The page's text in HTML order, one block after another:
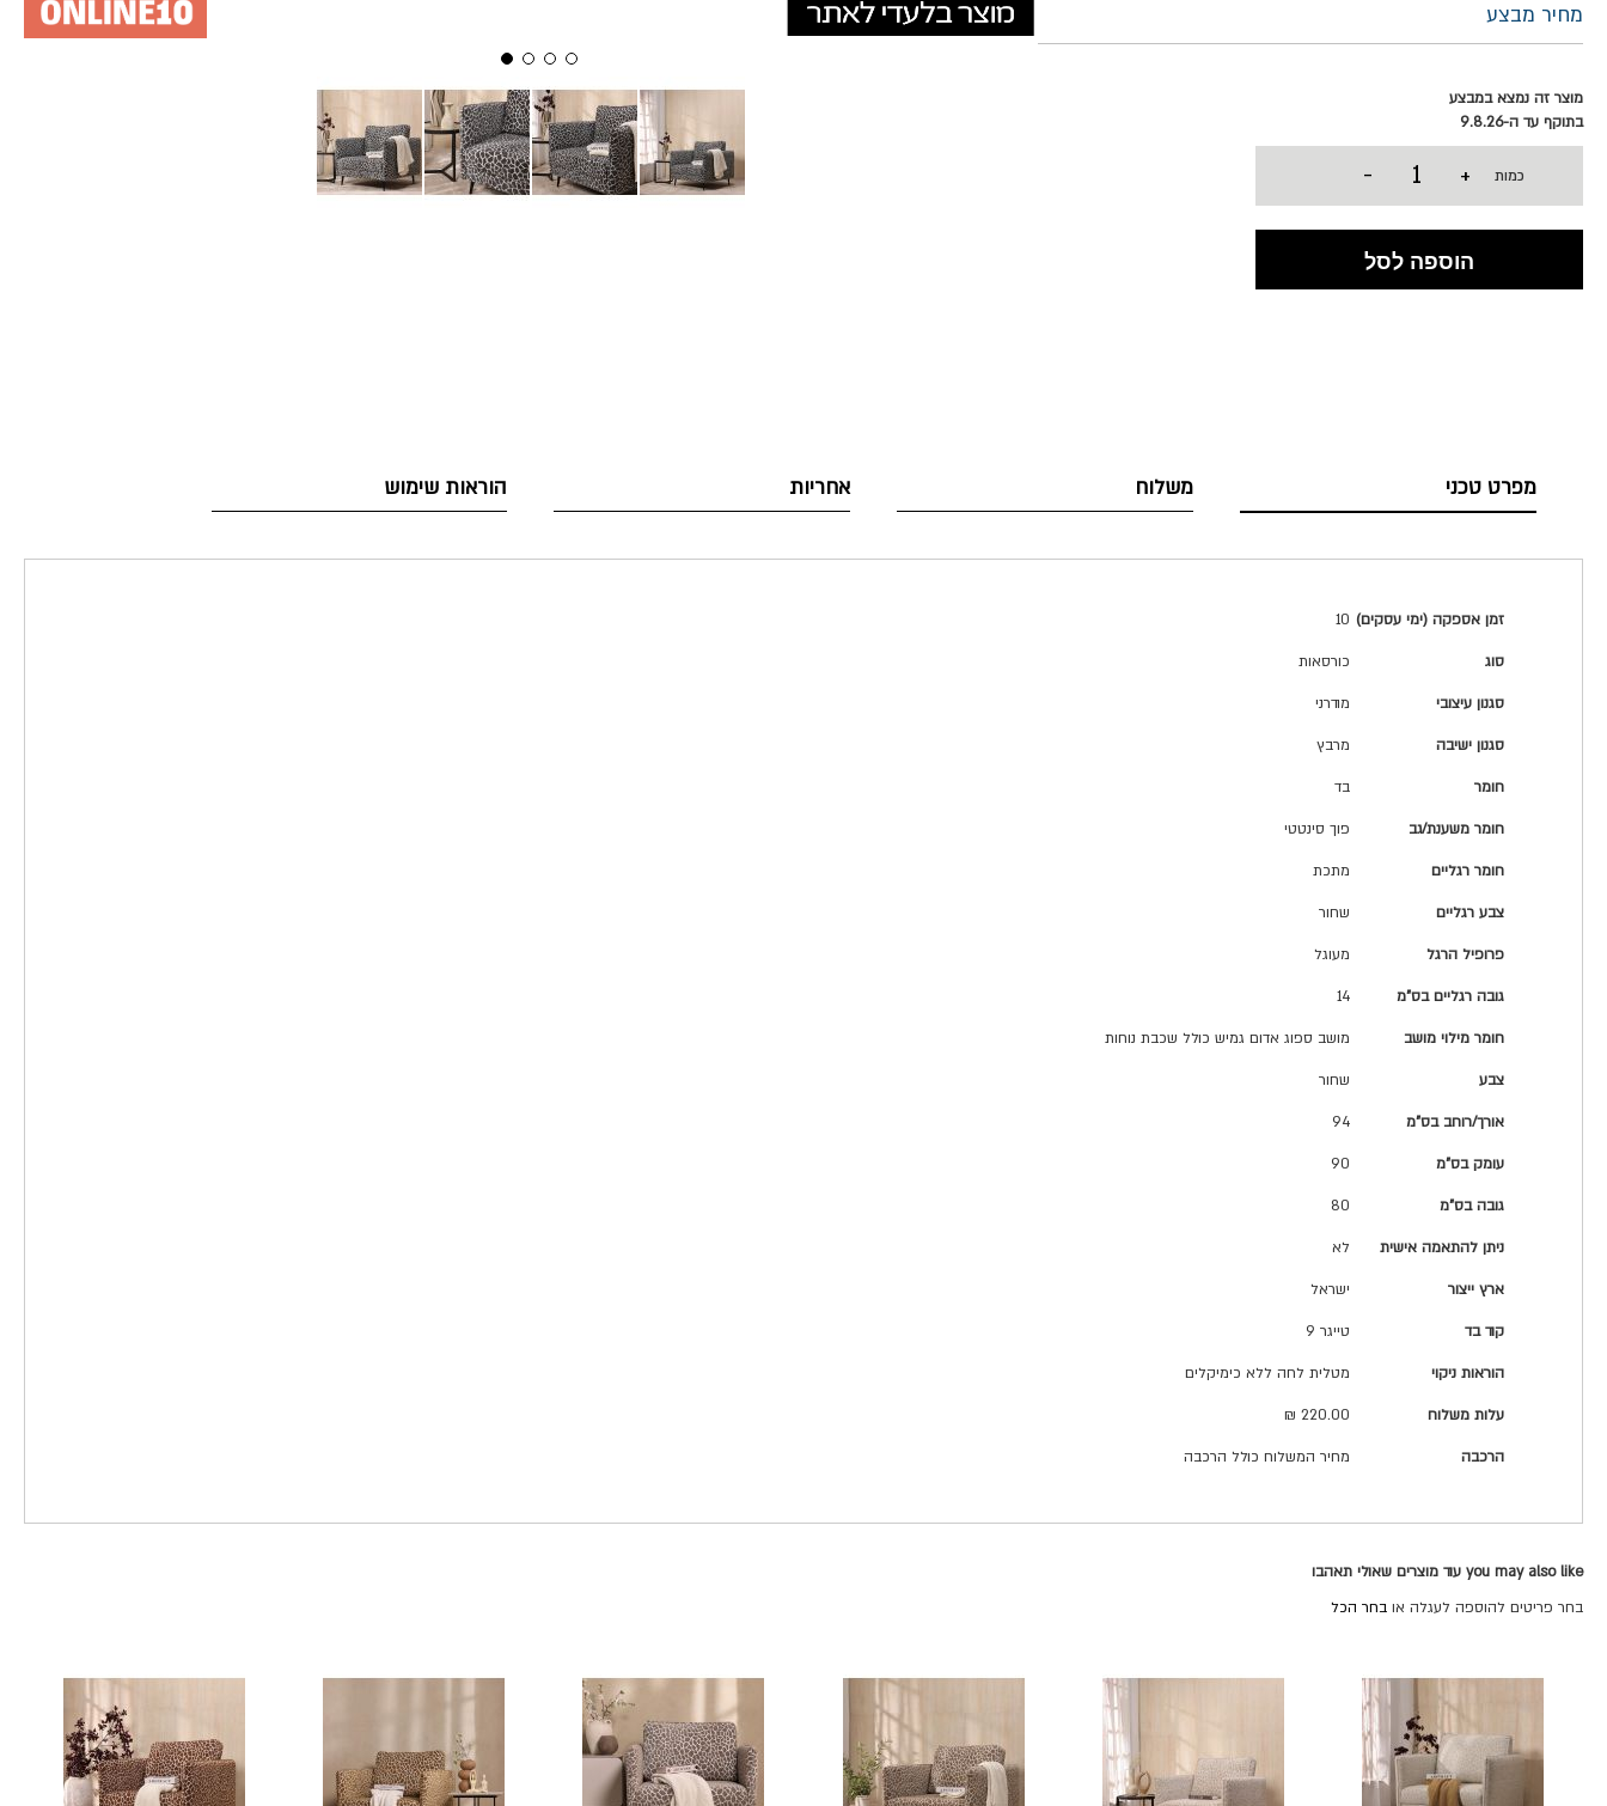
מחיר מבצע
מוצר זה נמצא במבצע
בתוקף עד ה-9.8.26
כמות +
-
הוספה לסל
מפרט טכני
זמן אספקה (ימי עסקים) 10
סוג כורסאות
סגנון עיצובי מודרני
סגנון ישיבה מרבץ
חומר בד
חומר משענת/גב פוך סינטטי
חומר רגליים מתכת
צבע רגליים שחור
פרופיל הרגל מעוגל
גובה רגליים בס"מ 14
חומר מילוי מושב מושב ספוג אדום גמיש כולל שכבת נוחות
צבע שחור
אורך/רוחב בס"מ 94
עומק בס"מ 90
גובה בס"מ 80
ניתן להתאמה אישית לא
ארץ ייצור ישראל
קוד בד טייגר 9
הוראות ניקוי מטלית לחה ללא כימיקלים
עלות משלוח 220.00 ₪
הרכבה מחיר המשלוח כולל הרכבה
משלוח אחריות הוראות שימוש
you may also like עוד מוצרים שאולי תאהבו
בחר פריטים להוספה לעגלה או בחר הכל